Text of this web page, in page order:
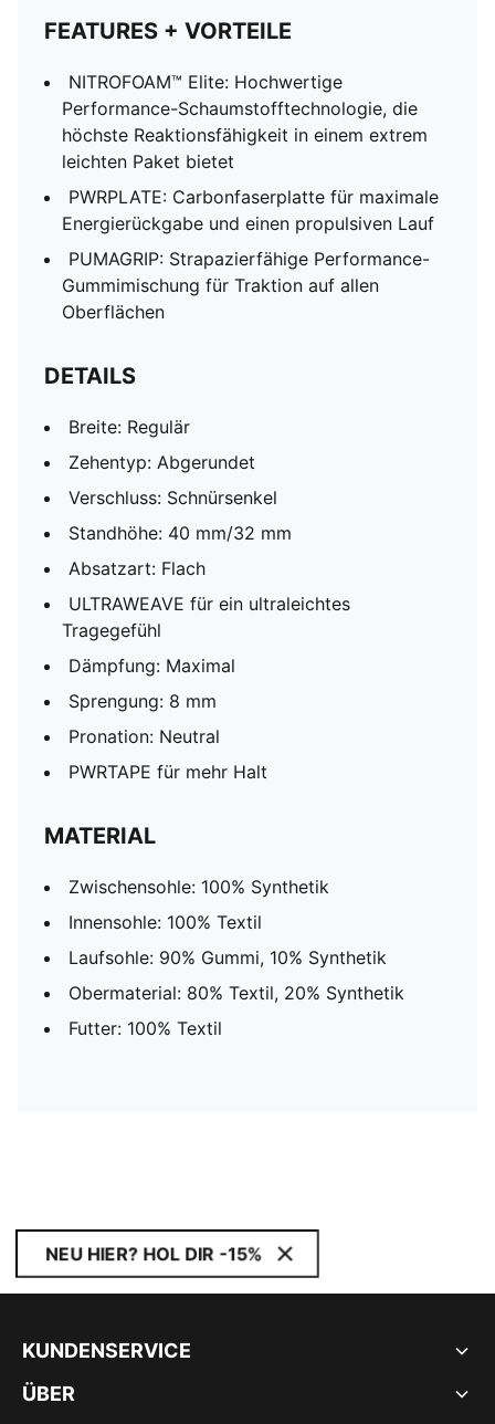
FEATURES + VORTEILE
NITROFOAM™ Elite: Hochwertige
Performance-Schaumstofftechnologie, die
höchste Reaktionsfähigkeit in einem extrem
leichten Paket bietet
PWRPLATE: Carbonfaserplatte für maximale
Energierückgabe und einen propulsiven Lauf
PUMAGRIP: Strapazierfähige Performance-
Gummimischung für Traktion auf allen
Oberflächen
DETAILS
Breite: Regulär
Zehentyp: Abgerundet
Verschluss: Schnürsenkel
Standhöhe: 40 mm/32 mm
Absatzart: Flach
ULTRAWEAVE für ein ultraleichtes
Tragegefühl
Dämpfung: Maximal
Sprengung: 8 mm
Pronation: Neutral
PWRTAPE für mehr Halt
MATERIAL
Zwischensohle: 100% Synthetik
Innensohle: 100% Textil
Laufsohle: 90% Gummi, 10% Synthetik
Obermaterial: 80% Textil, 20% Synthetik
Futter: 100% Textil
NEU HIER? HOL DIR -15%
KUNDENSERVICE
ÜBER